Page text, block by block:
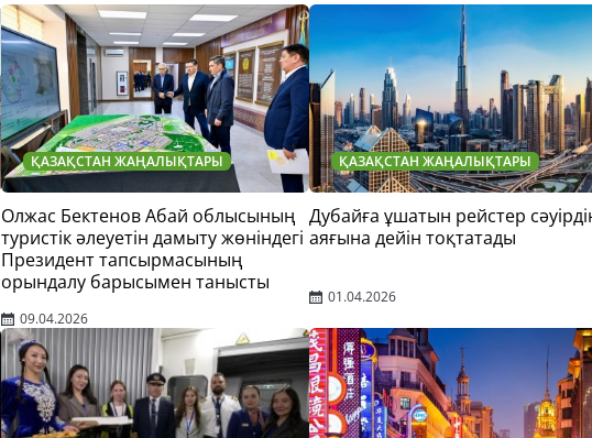
ҚАЗАҚСТАН ЖАҢАЛЫҚТАРЫ
Олжас Бектенов Абай облысының
туристік әлеуетін дамыту жөніндегі
Президент тапсырмасының
орындалу барысымен танысты
09.04.2026
ҚАЗАҚСТАН ЖАҢАЛЫҚТАРЫ
Дубайға ұшатын рейстер
аяғына дейін тоқтатады
01.04.2026